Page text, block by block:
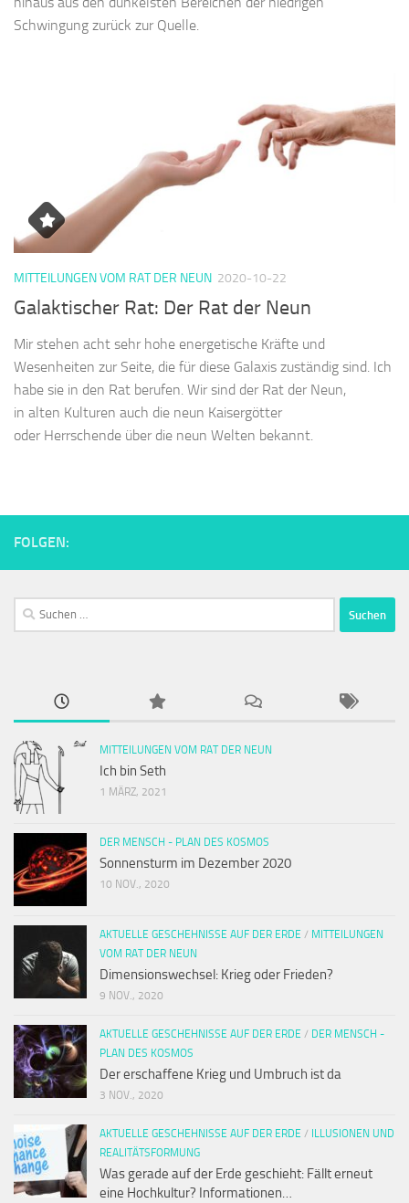
Schwingung zurück zur Quelle.
MITTEILUNGEN VOM RAT DER NEUN 2020-10-22
Galaktischer Rat: Der Rat der Neun
Mir stehen acht sehr hohe energetische Kräfte und
Wesenheiten zur Seite, die für diese Galaxis zuständig sind. Ich
habe sie in den Rat berufen. Wir sind der Rat der Neun,
in alten Kulturen auch die neun Kaisergötter
oder Herrschende über die neun Welten bekannt.
FOLGEN:
Suchen
nach:
MITTEILUNGEN VOM RAT DER NEUN
Ich bin Seth
1 MÄRZ, 2021
DER MENSCH - PLAN DES KOSMOS
Sonnensturm im Dezember 2020
10 NOV., 2020
AKTUELLE GESCHEHNISSE AUF DER ERDE / MITTEILUNGEN
VOM RAT DER NEUN
Dimensionswechsel: Krieg oder Frieden?
9 NOV., 2020
AKTUELLE GESCHEHNISSE AUF DER ERDE / DER MENSCH -
PLAN DES KOSMOS
Der erschaffene Krieg und Umbruch ist da
3 NOV., 2020
AKTUELLE GESCHEHNISSE AUF DER ERDE /
ILLUSIONEN UND
REALITÄTSFORMUNG
Was gerade auf der Erde geschieht: Fällt erneut
eine Hochkultur? Informationen…